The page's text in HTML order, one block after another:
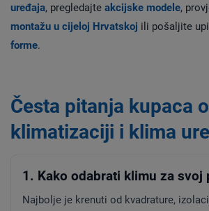
uređaja, pregledajte akcijske modele,
montažu u cijeloj Hrvatskoj ili pošaljite
forme.
Česta pitanja kupaca o
klimatizaciji i klima
1. Kako odabrati klimu za svoj
Najbolje je krenuti od kvadrature,